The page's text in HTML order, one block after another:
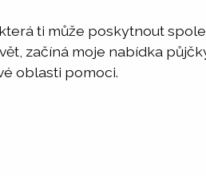
ti může poskytnout
začíná moje nabídka
oblasti pomoci.